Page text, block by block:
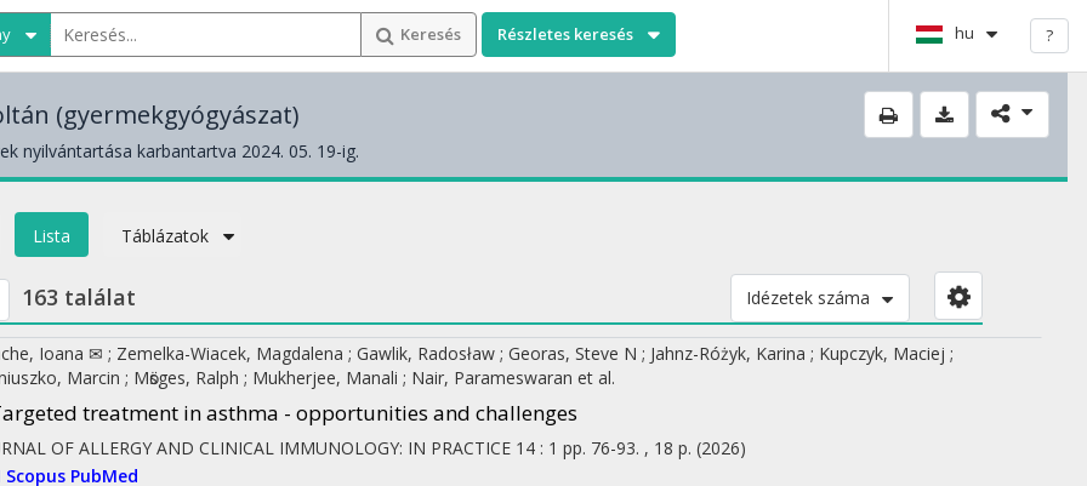
Keresés Részletes keresés hu ?
(gyermekgyógyászat)
nyilvántartása karbantartva 2024. 05. 19-ig.
Lista Táblázatok
163 találat Idézetek száma
Ioana ✉ ; Zemelka-Wiacek, Magdalena ; Gawlik, Radosław ; Georas, Steve N ; Jahnz-Różyk, Karina ; Kupczyk, Maciej ;
Marcin ; Mӧsges, Ralph ; Mukherjee, Manali ; Nair, Parameswaran et al.
treatment in asthma - opportunities and challenges
OF ALLERGY AND CLINICAL IMMUNOLOGY: IN PRACTICE 14 : 1 pp. 76-93. , 18 p. (2026)
Scopus PubMed